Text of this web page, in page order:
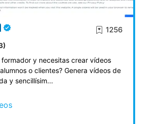
1256
formador y necesitas crear vídeos
o clientes? Genera vídeos de
y sencillísim...